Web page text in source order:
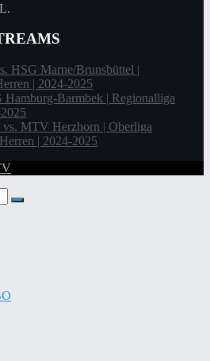
HSG Marne/Brunsbüttel |
| 2024-2025
Barmbek | Regionalliga
vs. MTV Herzhorn | Oberliga
| 2024-2025